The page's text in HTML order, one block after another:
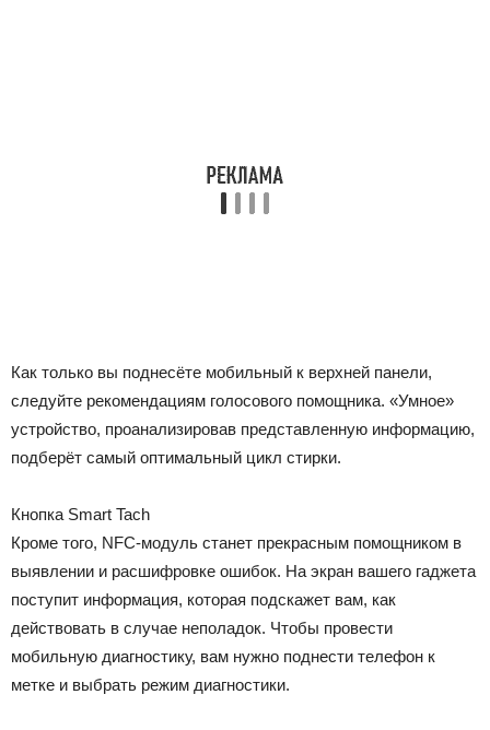
Как только вы поднесёте мобильный к верхней панели,
следуйте рекомендациям голосового помощника. «Умное»
устройство, проанализировав представленную информацию,
подберёт самый оптимальный цикл стирки.
Кнопка Smart Tach
Кроме того, NFC-модуль станет прекрасным помощником в
выявлении и расшифровке ошибок. На экран вашего гаджета
поступит информация, которая подскажет вам, как
действовать в случае неполадок. Чтобы провести
мобильную диагностику, вам нужно поднести телефон к
метке и выбрать режим диагностики.